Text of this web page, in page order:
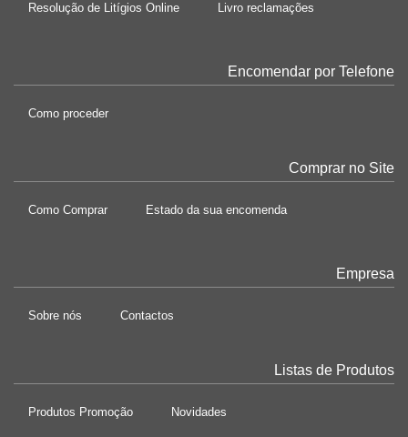
Resolução de Litígios Online Livro reclamações
Encomendar por Telefone
Como proceder
Comprar no Site
Como Comprar Estado da sua encomenda
Empresa
Sobre nós Contactos
Listas de Produtos
Produtos Promoção Novidades